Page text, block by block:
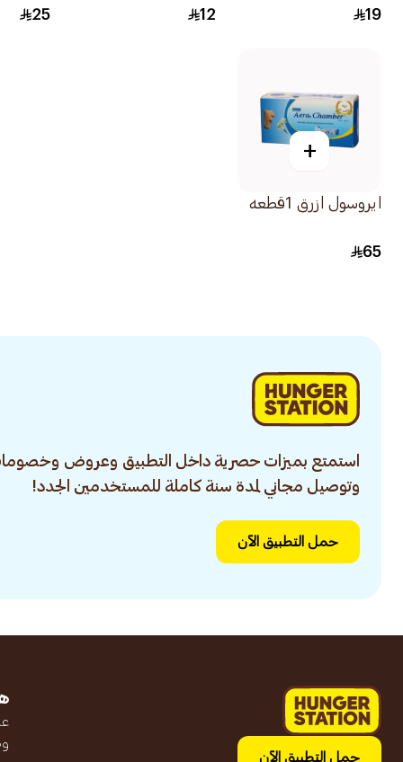
19
والزعفران 250 جم
12
25
+
ايروسول ازرق 1قطعه
65
استمتع بميزات حصرية داخل التطبيق وعروض
وتوصيل مجاني لمدة سنة كاملة للمستخدمين الجدد!
حمل التطبيق الآن
حمل التطبيق الآن